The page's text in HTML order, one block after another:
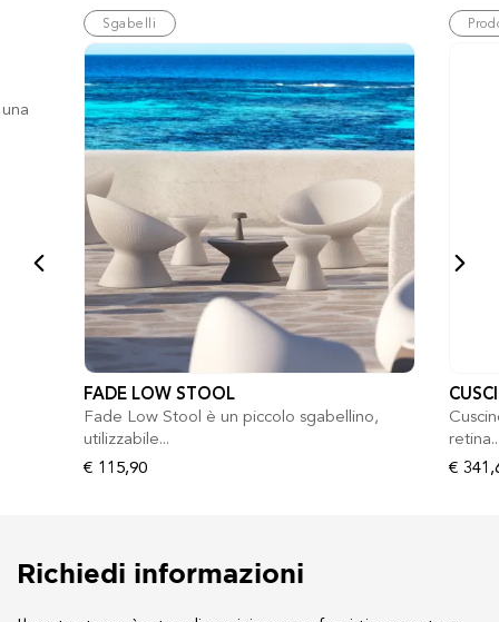
Sgabelli
FADE LOW STOOL
Fade Low Stool è un piccolo sgabellino,
utilizzabile...
€ 115,90
€
Richiedi informazioni